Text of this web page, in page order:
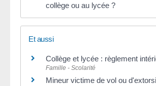
collège ou au lycée ?
Et aussi
Collège et lycée : règlement
Famille - Scolarité
Mineur victime de vol ou